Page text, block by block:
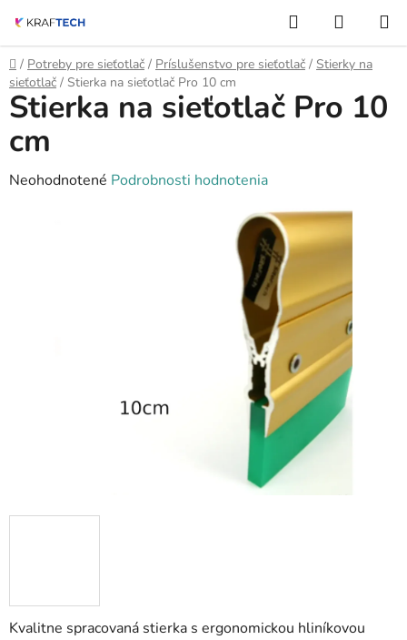
obsah
Hľadať
KOŠÍK
Domov
/ Potreby pre sieťotlač / Príslušenstvo pre sieťotlač / Stierky na
sieťotlač / Stierka na sieťotlač Pro 10 cm
Kvalitne spracovaná stierka s ergonomickou hliníkovou
Stierka na sieťotlač Pro 10
cm
Priemerné
Neohodnotené Podrobnosti hodnotenia